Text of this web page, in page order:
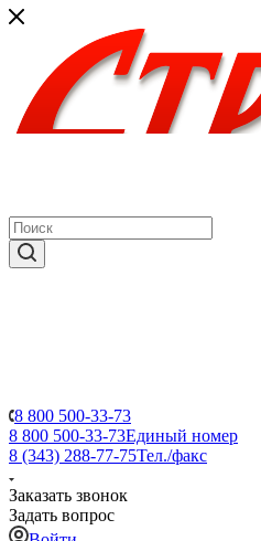
8 800 500-33-73
8 800 500-33-73Единый номер
8 (343) 288-77-75Тел./факс
Заказать звонок
Задать вопрос